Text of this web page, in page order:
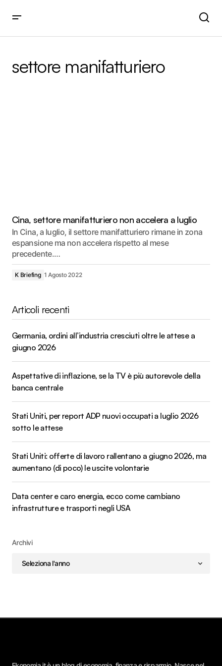
settore manifatturiero
Cina, settore manifatturiero non accelera a luglio
In Cina, a luglio, il settore manifatturiero rimane in zona
espansione ma non accelera rispetto al mese
precedente.…
K Briefing 1 Agosto 2022
Articoli recenti
Germania, ordini all’industria cresciuti oltre le attese a
giugno 2026
Aspettative di inflazione, se la TV è più autorevole della
banca centrale
Stati Uniti, per report ADP nuovi occupati a luglio 2026
sotto le attese
Stati Uniti: offerte di lavoro rallentano a giugno 2026, ma
aumentano (di poco) le uscite volontarie
Data center e caro energia, ecco come cambiano
infrastrutture e trasporti negli USA
Archivi